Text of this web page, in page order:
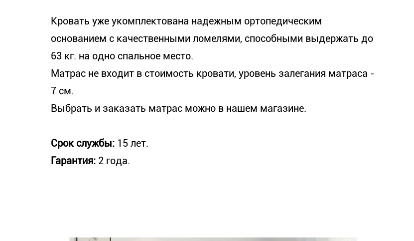
Кровать уже укомплектована надежным ортопедическим
основанием с качественными ломелями, способными выдержать до
63 кг. на одно спальное место.
Матрас не входит в стоимость кровати, уровень залегания матраса -
7 см.
Выбрать и заказать матрас можно в нашем магазине.
Срок службы: 15 лет.
Гарантия: 2 года.